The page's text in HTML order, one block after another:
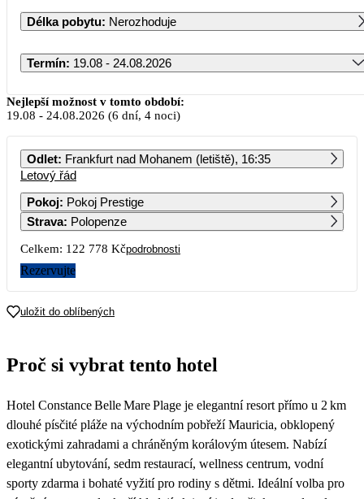
Délka pobytu: Nerozhoduje
Termín: 19.08 - 24.08.2026
Srpen 2026
PO ÚT ST ČT PÁ SO NE
3 4
10
17
71 639
18
65 519
71 129 61 609 57 569 63 349
58 519
Nejlepší možnost v tomto období:
19.08 - 24.08.2026 (6 dní, 4 noci)
Odlet: Frankfurt nad Mohanem (letiště), 16:35
Letový řád
Pokoj: Pokoj Prestige
Strava: Polopenze
Celkem: 122 778 Kčpodrobnosti
Rezervujte
uložit do oblíbených
Proč si vybrat tento hotel
Hotel Constance Belle Mare Plage je elegantní resort přímo u 2 km
dlouhé písčité pláže na východním pobřeží Mauricia, obklopený
exotickými zahradami a chráněným korálovým útesem. Nabízí
elegantní ubytování, sedm restaurací, wellness centrum, vodní
sporty zdarma i bohaté vyžití pro rodiny s dětmi. Ideální volba pro